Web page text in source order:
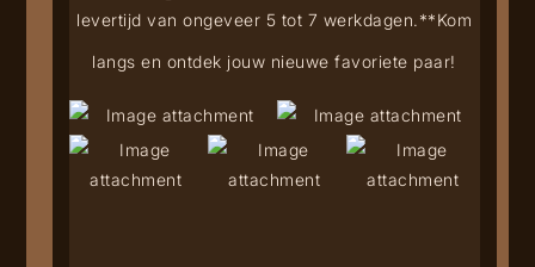
levertijd van ongeveer 5 tot 7 werkdagen.**Kom
langs en ontdek jouw nieuwe favoriete paar!